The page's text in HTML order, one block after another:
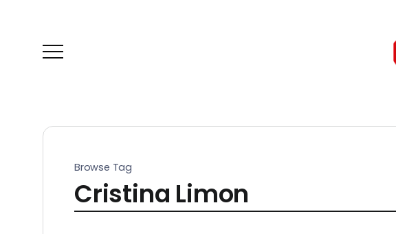
Browse Tag
Cristina Limon